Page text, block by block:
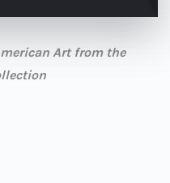
Art from the